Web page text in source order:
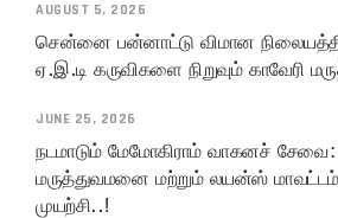
AUGUST 5, 2026
சென்னை பன்னாட்டு விமான
ஏ.இ.டி கருவிகளை நிறுவும் காவேரி
JUNE 25, 2026
நடமாடும் மேமோகிராம் வாகனச்
மருத்துவமனை மற்றும் லயன்ஸ்
முயற்சி..!